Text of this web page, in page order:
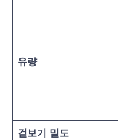
유량
겉보기 밀도